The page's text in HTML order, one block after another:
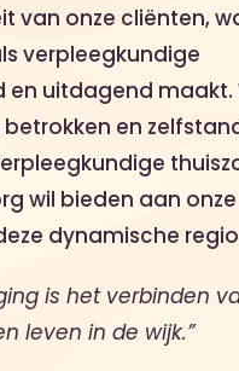
van onze cliënten,
verpleegkundige
en uitdagend maakt.
betrokken en
wil bieden aan onze
dynamische
is het verbinden
leven in de wijk.”